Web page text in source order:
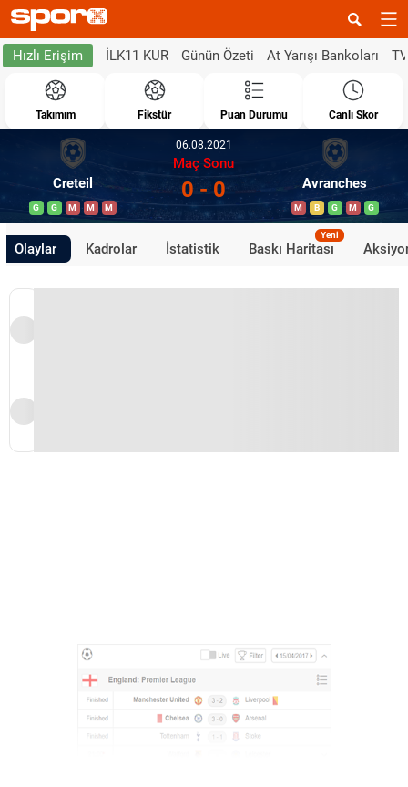
Hızlı Erişim İLK11 KUR Günün Özeti At Yarışı Bankoları
Takımım Fikstür Puan Durumu Canlı Skor
Creteil
G G M M M
06.08.2021
Maç Sonu
0 - 0 Avranches
M B G M G
Olaylar Kadrolar İstatistik Baskı Haritası
Yeni